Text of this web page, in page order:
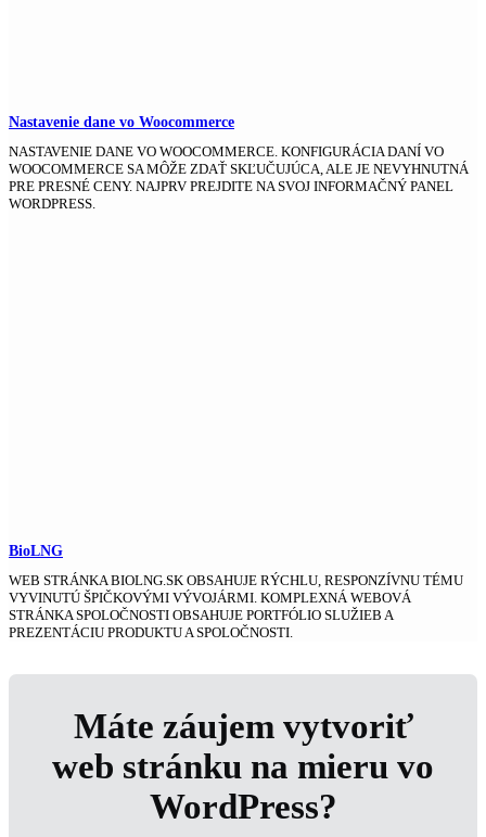
Nastavenie dane vo Woocommerce
NASTAVENIE DANE VO WOOCOMMERCE. KONFIGURÁCIA DANÍ VO
WOOCOMMERCE SA MÔŽE ZDAŤ SKĽUČUJÚCA, ALE JE NEVYHNUTNÁ
PRE PRESNÉ CENY. NAJPRV PREJDITE NA SVOJ INFORMAČNÝ PANEL
WORDPRESS.
BioLNG
WEB STRÁNKA BIOLNG.SK OBSAHUJE RÝCHLU, RESPONZÍVNU TÉMU
VYVINUTÚ ŠPIČKOVÝMI VÝVOJÁRMI. KOMPLEXNÁ WEBOVÁ
STRÁNKA SPOLOČNOSTI OBSAHUJE PORTFÓLIO SLUŽIEB A
PREZENTÁCIU PRODUKTU A SPOLOČNOSTI.
Máte záujem vytvoriť
web stránku na mieru vo
WordPress?